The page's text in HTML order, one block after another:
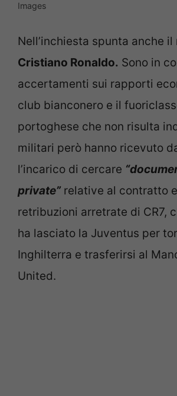
Images
Nell’inchiesta spunta anche il
Cristiano Ronaldo. Sono in
accertamenti sui rapporti
club bianconero e il
portoghese che non risulta
militari però hanno ricevuto
l’incarico di cercare
private” relative al contratto
retribuzioni arretrate di CR7,
ha lasciato la Juventus per
Inghilterra e trasferirsi al
United.